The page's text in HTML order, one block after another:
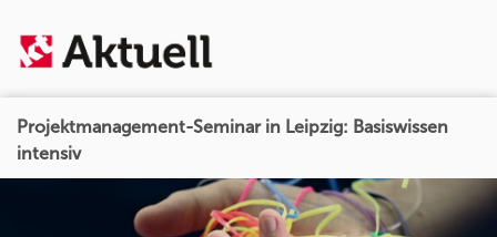
Projektmanagement-Seminar in Leipzig: Basiswissen
intensiv